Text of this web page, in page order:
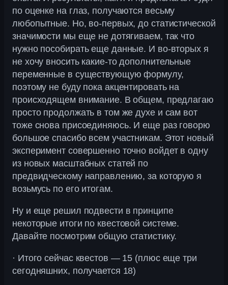
по оценке на глаз, получаются весьму
любопытные. Но, во-первых, до статистической
значимости мы еще не дотягиваем, так что
нужно пособирать еще данные. И во-вторых я
не хочу вносить какие-то дополнительные
переменные в существующую формулу,
поэтому не буду пока акцентировать на
происходящем внимание. В общем, предлагаю
просто продолжать в том же духе и сам вот
тоже снова присоединяюсь. И еще раз говорю
большое спасибо всем участникам. Этот новый
эксперимент совершенно точно войдет в одну
из новых масштабных статей по
предвидческому направлению, за которую я
возьмусь по его итогам.
Ну и еще решил подвести в принципе
некоторые итоги по квестовой системе.
Давайте посмотрим общую статистику.
· Итого сейчас квестов — 15 (плюс еще три
сегодняшних, получается 18)